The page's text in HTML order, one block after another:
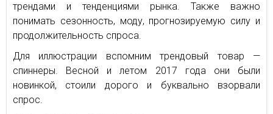
трендами и тенденциями рынка. Также важно
понимать сезонность, моду, прогнозируемую силу и
продолжительность спроса.
Для иллюстрации вспомним трендовый товар —
спиннеры. Весной и летом 2017 года они были
новинкой, стоили дорого и буквально взорвали
спрос.